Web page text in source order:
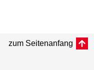
zum Seitenanfang